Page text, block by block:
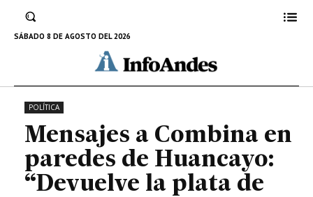
SÁBADO 8 DE AGOSTO DEL 2026
de Huancayo: “Devuelve la plata
de los alcaldes, ladrón”
12 DE MARZO DE 2022
POLÍTICA
Mensajes a Combina en
paredes de Huancayo:
“Devuelve la plata de